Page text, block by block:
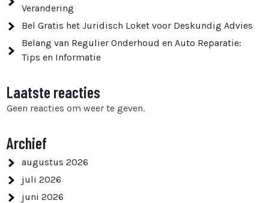
Verandering
Bel Gratis het Juridisch Loket voor Deskundig Advies
Belang van Regulier Onderhoud en Auto Reparatie:
Tips en Informatie
Laatste reacties
Geen reacties om weer te geven.
Archief
augustus 2026
juli 2026
juni 2026